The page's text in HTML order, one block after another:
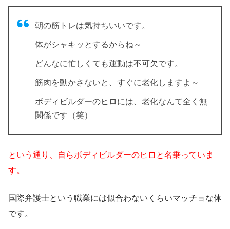
朝の筋トレは気持ちいいです。
体がシャキッとするからね～
どんなに忙しくても運動は不可欠です。
筋肉を動かさないと、すぐに老化しますよ～
ボディビルダーのヒロには、老化なんて全く無
関係です（笑）
という通り、自らボディビルダーのヒロと名乗っていま
す。
国際弁護士という職業には似合わないくらいマッチョな体
です。